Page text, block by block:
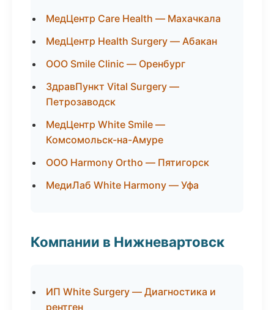
МедЦентр Care Health — Махачкала
МедЦентр Health Surgery — Абакан
ООО Smile Clinic — Оренбург
ЗдравПункт Vital Surgery —
Петрозаводск
МедЦентр White Smile —
Комсомольск-на-Амуре
ООО Harmony Ortho — Пятигорск
МедиЛаб White Harmony — Уфа
Компании в Нижневартовск
ИП White Surgery — Диагностика и
рентген